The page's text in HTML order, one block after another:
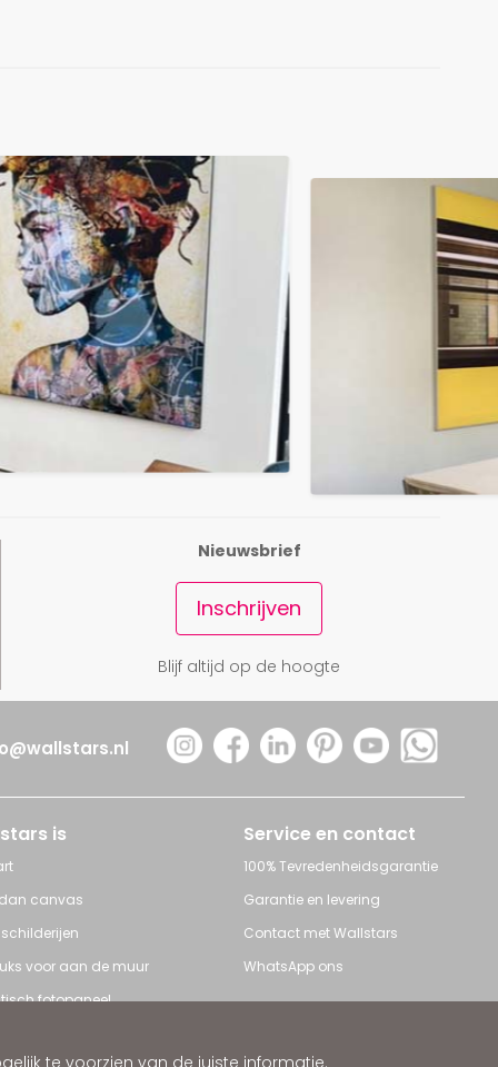
te voorzien van de juiste informatie.
Nieuwsbrief
Inschrijven
Blijf altijd op de hoogte
is
canvas
voor aan de muur
fotopaneel
Service en contact
100% Tevredenheidsgarantie
Garantie en levering
Contact met Wallstars
WhatsApp ons